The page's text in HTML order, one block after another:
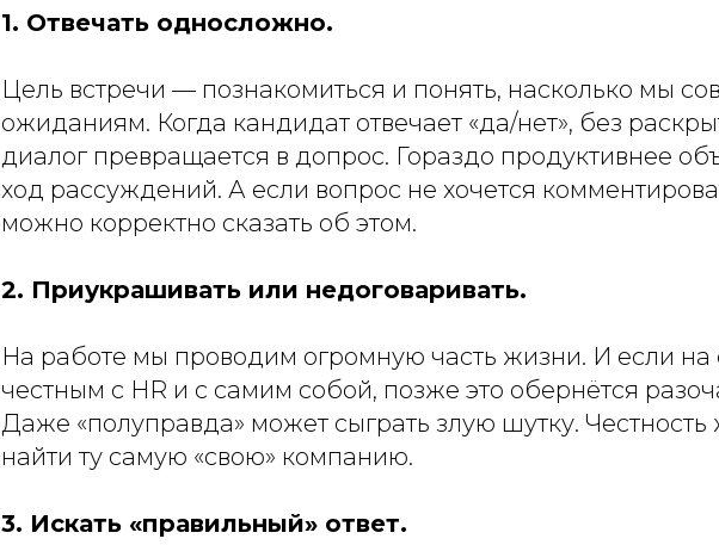
1. Отвечать односложно.
Цель встречи — познакомиться и понять, насколько мы
ожиданиям. Когда кандидат отвечает «да/нет», без
диалог превращается в допрос. Гораздо продуктивнее
ход рассуждений. А если вопрос не хочется
можно корректно сказать об этом.
2. Приукрашивать или недоговаривать.
На работе мы проводим огромную часть жизни. И если на
честным с HR и с самим собой, позже это обернётся
Даже «полуправда» может сыграть злую шутку. Честность
найти ту самую «свою» компанию.
3. Искать «правильный» ответ.